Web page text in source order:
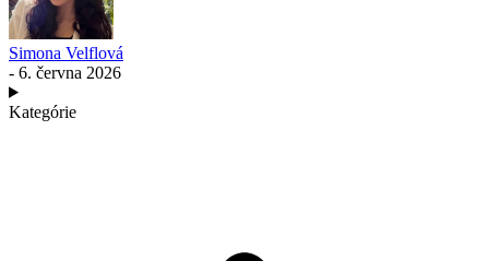
Simona Velflová
- 6. června 2026
Kategórie